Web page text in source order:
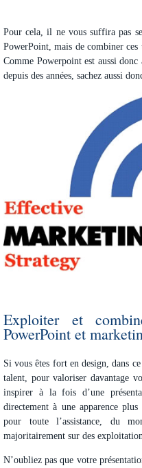
Pour cela, il ne vous suffira pas
PowerPoint, mais de combiner
Comme Powerpoint est aussi
depuis des années, sachez aussi
Exploiter et
PowerPoint et
Si vous êtes fort en design, dans
talent, pour valoriser davantage
inspirer à la fois d’une
directement à une apparence plus
pour toute l’assistance, du
majoritairement sur des
N’oubliez pas que votre